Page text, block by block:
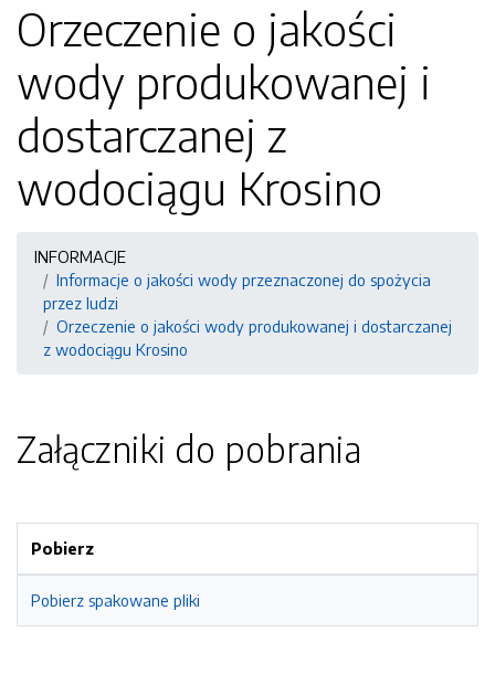
Orzeczenie o jakości
wody produkowanej i
dostarczanej z
wodociągu Krosino
INFORMACJE
Informacje o jakości wody przeznaczonej do spożycia
przez ludzi
Orzeczenie o jakości wody produkowanej i dostarczanej
z wodociągu Krosino
Załączniki do pobrania
Pobierz
Pobierz spakowane pliki